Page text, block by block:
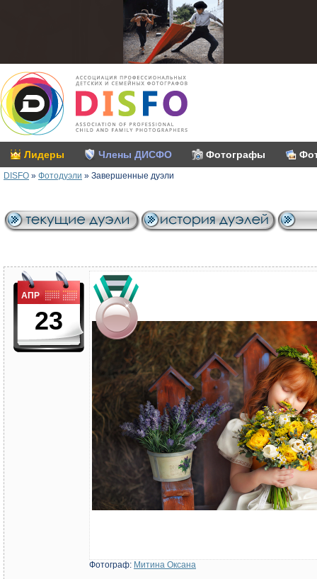
Лидеры Члены ДИСФО Фотографы
DISFO » Фотодуэли » Завершенные дуэли
23
АПР
Фотограф: Митина Оксана